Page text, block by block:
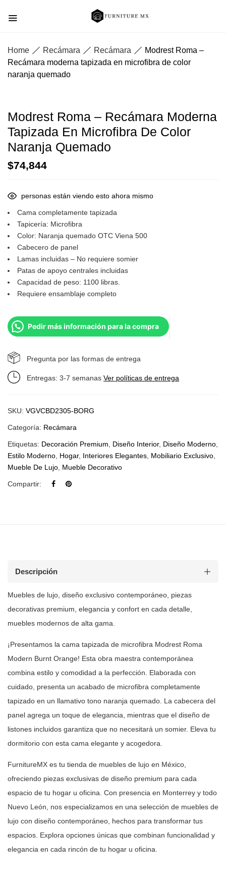
Home Recámara Recámara
Modrest Roma –
Recámara moderna tapizada en microfibra de color
naranja quemado
Modrest Roma – Recámara Moderna
Tapizada En Microfibra De Color
Naranja Quemado
$74,844
personas están viendo esto ahora mismo
Cama completamente tapizada
Tapicería: Microfibra
Color: Naranja quemado OTC Viena 500
Cabecero de panel
Lamas incluidas – No requiere somier
Patas de apoyo centrales incluidas
Capacidad de peso: 1100 libras.
Requiere ensamblaje completo
Pedir más información para la compra
Pregunta por las formas de entrega
Entregas: 3-7 semanas Ver políticas de entrega
SKU: VGVCBD2305-BORG
Categoría: Recámara
Etiquetas: Decoración Premium Diseño Interior, Diseño Moderno
Estilo Moderno Hogar, Interiores Elegantes Mobiliario Exclusivo
Mueble De Lujo Mueble Decorativo
Compartir:
Descripción
Muebles de lujo, diseño exclusivo contemporáneo, piezas
decorativas premium, elegancia y confort en cada detalle,
muebles modernos de alta gama.
¡Presentamos la cama tapizada de microfibra Modrest Roma
Modern Burnt Orange! Esta obra maestra contemporánea
combina estilo y comodidad a la perfección. Elaborada con
cuidado, presenta un acabado de microfibra completamente
tapizado en un llamativo tono naranja quemado. La cabecera del
panel agrega un toque de elegancia, mientras que el diseño de
listones incluidos garantiza que no necesitará un somier. Eleva tu
dormitorio con esta cama elegante y acogedora.
FurnitureMX es tu tienda de muebles de lujo en México,
ofreciendo piezas exclusivas de diseño premium para cada
espacio de tu hogar u oficina. Con presencia en Monterrey y todo
Nuevo León, nos especializamos en una selección de muebles de
lujo con diseño contemporáneo, hechos para transformar tus
espacios. Explora opciones únicas que combinan funcionalidad y
elegancia en cada rincón de tu hogar u oficina.